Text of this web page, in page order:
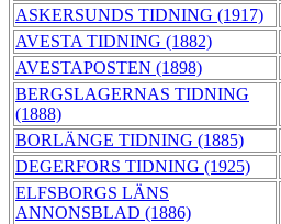
ASKERSUNDS TIDNING (1917)
AVESTA TIDNING (1882)
AVESTAPOSTEN (1898)
BERGSLAGERNAS TIDNING
(1888)
BORLÄNGE TIDNING (1885)
DEGERFORS TIDNING (1925)
ELFSBORGS LÄNS
ANNONSBLAD (1886)